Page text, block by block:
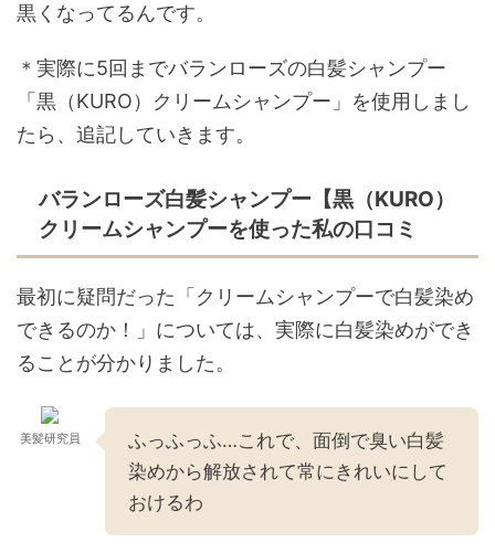
黒くなってるんです。
＊実際に5回までバランローズの白髪シャンプー
「黒（KURO）クリームシャンプー」を使用しまし
たら、追記していきます。
バランローズ白髪シャンプー【黒（KURO）
クリームシャンプーを使った私の口コミ
最初に疑問だった「クリームシャンプーで白髪染め
できるのか！」については、実際に白髪染めができ
ることが分かりました。
美髪研究員
ふっふっふ…これで、面倒で臭い白髪
染めから解放されて常にきれいにして
おけるわ